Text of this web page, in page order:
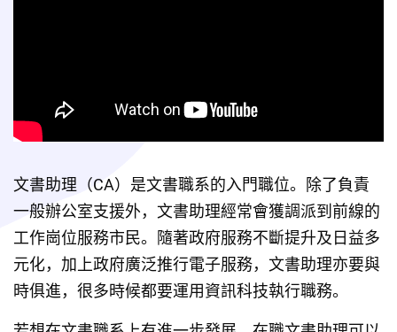
文書助理（CA）是文書職系的入門職位。除了負責
一般辦公室支援外，文書助理經常會獲調派到前線的
工作崗位服務市民。隨著政府服務不斷提升及日益多
元化，加上政府廣泛推行電子服務，文書助理亦要與
時俱進，很多時候都要運用資訊科技執行職務。